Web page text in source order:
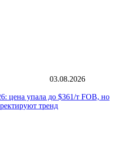
03.08.2026
цена упала до $361/т FOB, но
тренд